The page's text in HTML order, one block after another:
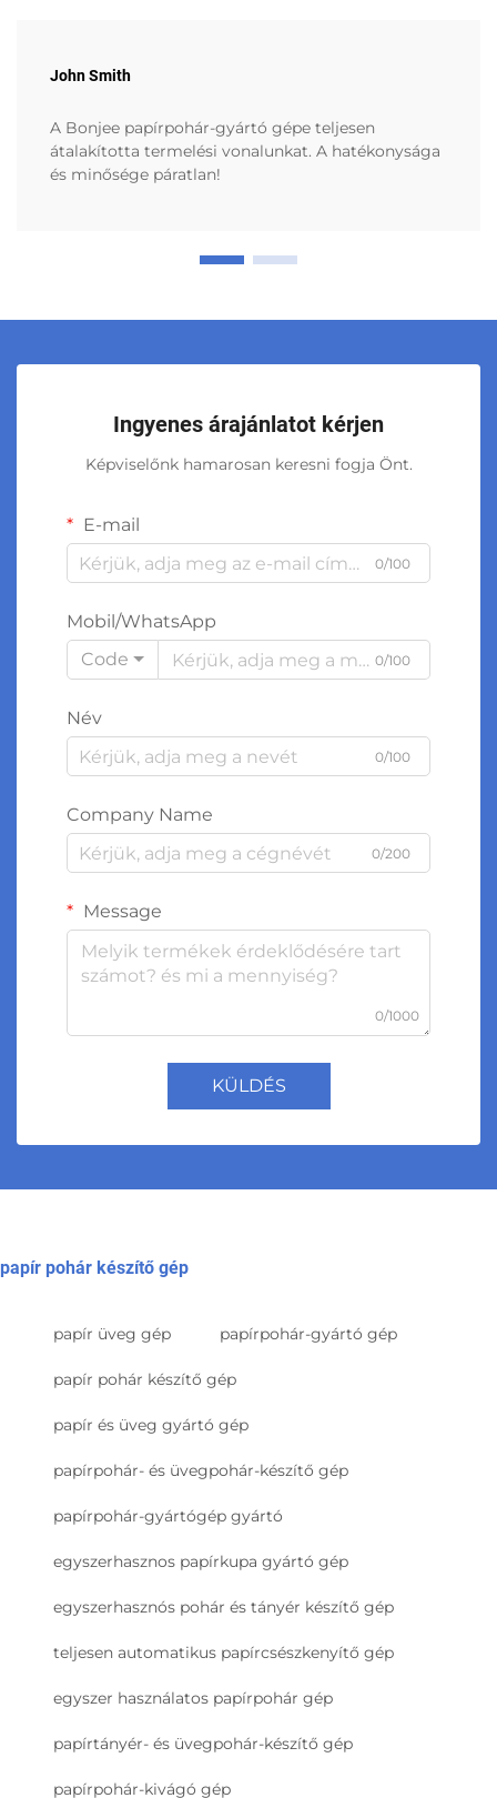
John Smith
A Bonjee papírpohár-gyártó gépe teljesen
átalakította termelési vonalunkat. A hatékonysága
és minősége páratlan!
Ingyenes árajánlatot kérjen
Képviselőnk hamarosan keresni fogja Önt.
E-mail
0/100
Mobil/WhatsApp
Code
0/100
Név
0/100
Company Name
0/200
Message
0/1000
KÜLDÉS
papír pohár készítő gép
papír üveg gép papírpohár-gyártó gép
papír pohár készítő gép
papír és üveg gyártó gép
papírpohár- és üvegpohár-készítő gép
papírpohár-gyártógép gyártó
egyszerhasznos papírkupa gyártó gép
egyszerhasznós pohár és tányér készítő gép
teljesen automatikus papírcsészkenyítő gép
egyszer használatos papírpohár gép
papírtányér- és üvegpohár-készítő gép
papírpohár-kivágó gép